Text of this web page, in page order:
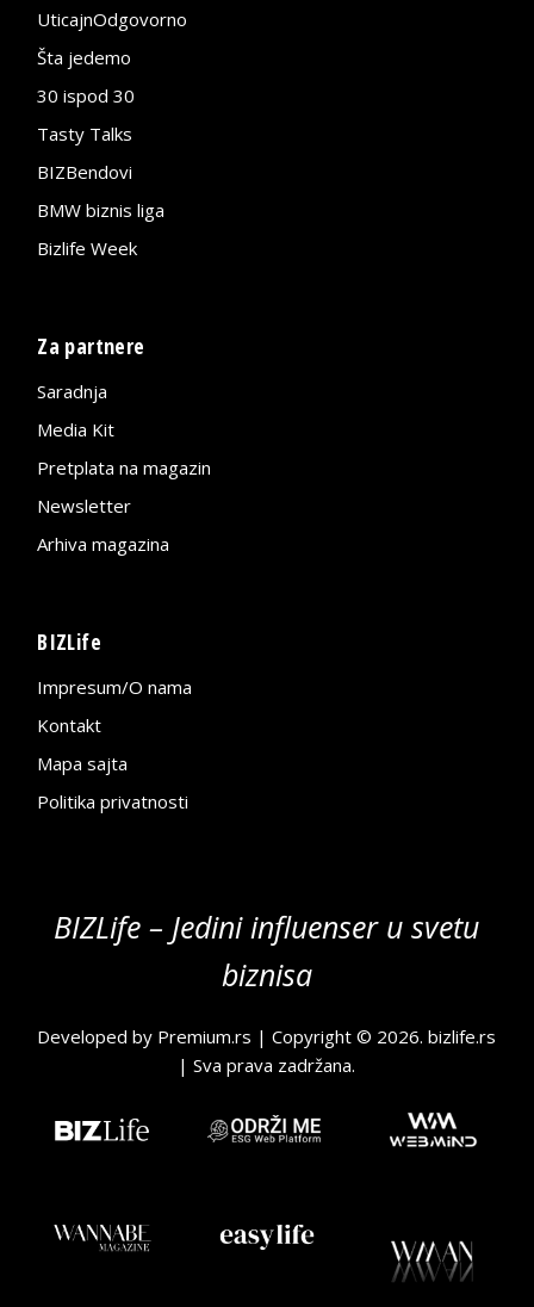
UticajnOdgovorno
Šta jedemo
30 ispod 30
Tasty Talks
BIZBendovi
BMW biznis liga
Bizlife Week
Za partnere
Saradnja
Media Kit
Pretplata na magazin
Newsletter
Arhiva magazina
BIZLife
Impresum/O nama
Kontakt
Mapa sajta
Politika privatnosti
BIZLife – Jedini influenser u svetu
biznisa
Developed by Premium.rs | Copyright © 2026.bizlife.rs
| Sva prava zadržana.